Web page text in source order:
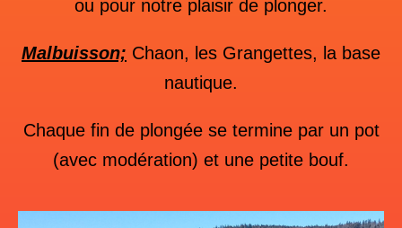
ou pour notre plaisir de plonger.
Malbuisson; Chaon, les Grangettes, la base
nautique.
Chaque fin de plongée se termine par un pot
(avec modération) et une petite bouf.